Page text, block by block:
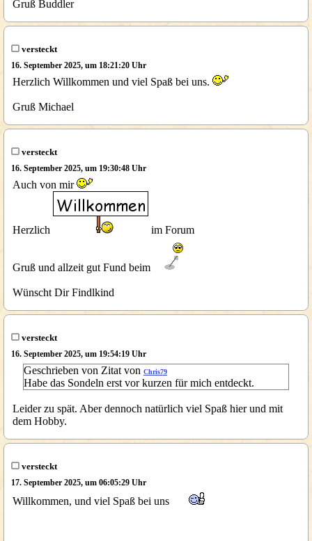
Gruß Buddler
versteckt
16. September 2025, um 18:21:20 Uhr
Herzlich Willkommen und viel Spaß bei uns.
Gruß Michael
versteckt
16. September 2025, um 19:30:48 Uhr
Auch von mir
Herzlich im Forum
Gruß und allzeit gut Fund beim
Wünscht Dir Findlkind
versteckt
16. September 2025, um 19:54:19 Uhr
Geschrieben von Zitat von Chris79
Habe das Sondeln erst vor kurzen für mich entdeckt.
Leider zu spät. Aber dennoch natürlich viel Spaß hier und mit
dem Hobby.
versteckt
17. September 2025, um 06:05:29 Uhr
Willkommen, und viel Spaß bei uns